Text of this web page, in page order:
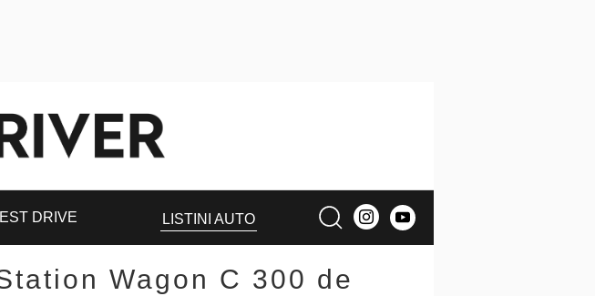
DRIVE LISTINI AUTO
Wagon C 300 de